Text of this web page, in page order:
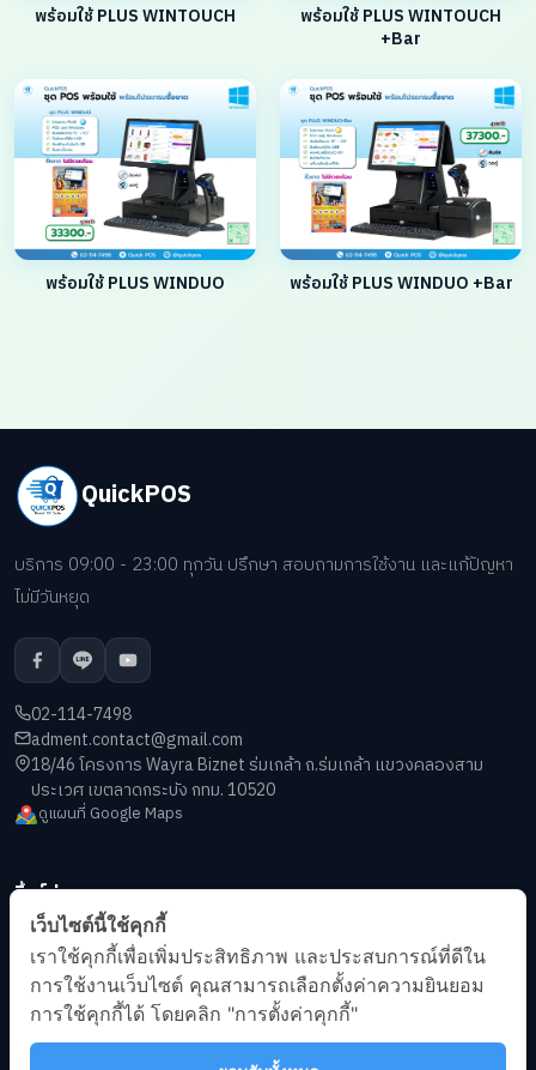
พร้อมใช้ PLUS WINTOUCH
พร้อมใช้ PLUS WINTOUCH
+Bar
พร้อมใช้ PLUS WINDUO พร้อมใช้ PLUS WINDUO +Bar
QuickPOS
บริการ 09:00 - 23:00 ทุกวัน ปรึกษา สอบถามการใช้งาน และแก้ปัญหา
ไม่มีวันหยุด
02-114-7498
adment.contact@gmail.com
18/46 โครงการ Wayra Biznet ร่มเกล้า ถ.ร่มเกล้า แขวงคลองสาม
ประเวศ เขตลาดกระบัง กทม. 10520
ดูแผนที่ Google Maps
ลิ้งค์ด่วน
เกี่ยวกับเรา
บทความ
ข้อกำหนดการให้บริการ
นโยบายความเป็นส่วนตัว
เว็บไซต์นี้ใช้คุกกี้
เราใช้คุกกี้เพื่อเพิ่มประสิทธิภาพ และประสบการณ์ที่ดีใน
การใช้งานเว็บไซต์ คุณสามารถเลือกตั้งค่าความยินยอม
การใช้คุกกี้ได้ โดยคลิก "การตั้งค่าคุกกี้"